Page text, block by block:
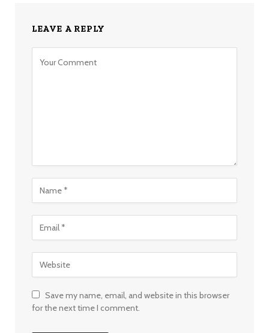
LEAVE A REPLY
Save my name, email, and website in this browser
for the next time I comment.